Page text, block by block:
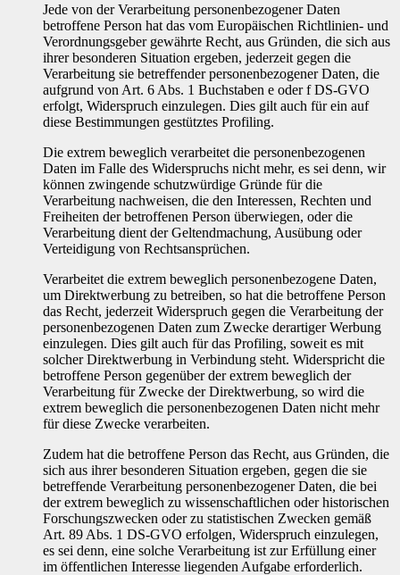
Jede von der Verarbeitung personenbezogener Daten
betroffene Person hat das vom Europäischen Richtlinien- und
Verordnungsgeber gewährte Recht, aus Gründen, die sich aus
ihrer besonderen Situation ergeben, jederzeit gegen die
Verarbeitung sie betreffender personenbezogener Daten, die
aufgrund von Art. 6 Abs. 1 Buchstaben e oder f DS-GVO
erfolgt, Widerspruch einzulegen. Dies gilt auch für ein auf
diese Bestimmungen gestütztes Profiling.
Die extrem beweglich verarbeitet die personenbezogenen
Daten im Falle des Widerspruchs nicht mehr, es sei denn, wir
können zwingende schutzwürdige Gründe für die
Verarbeitung nachweisen, die den Interessen, Rechten und
Freiheiten der betroffenen Person überwiegen, oder die
Verarbeitung dient der Geltendmachung, Ausübung oder
Verteidigung von Rechtsansprüchen.
Verarbeitet die extrem beweglich personenbezogene Daten,
um Direktwerbung zu betreiben, so hat die betroffene Person
das Recht, jederzeit Widerspruch gegen die Verarbeitung der
personenbezogenen Daten zum Zwecke derartiger Werbung
einzulegen. Dies gilt auch für das Profiling, soweit es mit
solcher Direktwerbung in Verbindung steht. Widerspricht die
betroffene Person gegenüber der extrem beweglich der
Verarbeitung für Zwecke der Direktwerbung, so wird die
extrem beweglich die personenbezogenen Daten nicht mehr
für diese Zwecke verarbeiten.
Zudem hat die betroffene Person das Recht, aus Gründen, die
sich aus ihrer besonderen Situation ergeben, gegen die sie
betreffende Verarbeitung personenbezogener Daten, die bei
der extrem beweglich zu wissenschaftlichen oder historischen
Forschungszwecken oder zu statistischen Zwecken gemäß
Art. 89 Abs. 1 DS-GVO erfolgen, Widerspruch einzulegen,
es sei denn, eine solche Verarbeitung ist zur Erfüllung einer
im öffentlichen Interesse liegenden Aufgabe erforderlich.